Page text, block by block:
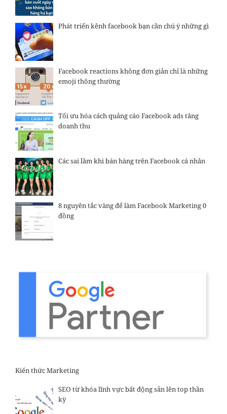
Phát triển kênh facebook bạn cần chú ý những gì
Facebook reactions không đơn giản chỉ là những
emoji thông thường
Tối ưu hóa cách quảng cáo Facebook ads tăng
doanh thu
Các sai lầm khi bán hàng trên Facebook cá nhân
8 nguyên tắc vàng để làm Facebook Marketing 0
đồng
Kiến thức Marketing
SEO từ khóa lĩnh vực bất động sản lên top thần
kỳ